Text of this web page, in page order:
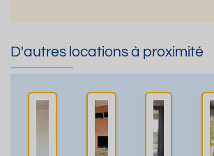
D'autres locations à proximité